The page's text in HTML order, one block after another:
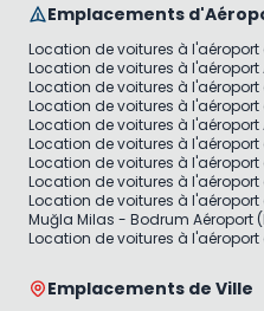
Emplacements
Location de voitures à
Location de voitures à l'aéroport
Location de voitures à l'aéroport
Location de voitures à l'aéroport
Location de voitures à
Location de voitures à l'aéroport
Location de voitures à
Location de voitures à l'aéroport
Location de voitures à l'aéroport
Muğla Milas - Bodrum Aéroport
Location de voitures à l'aéroport
Emplacements de Ville